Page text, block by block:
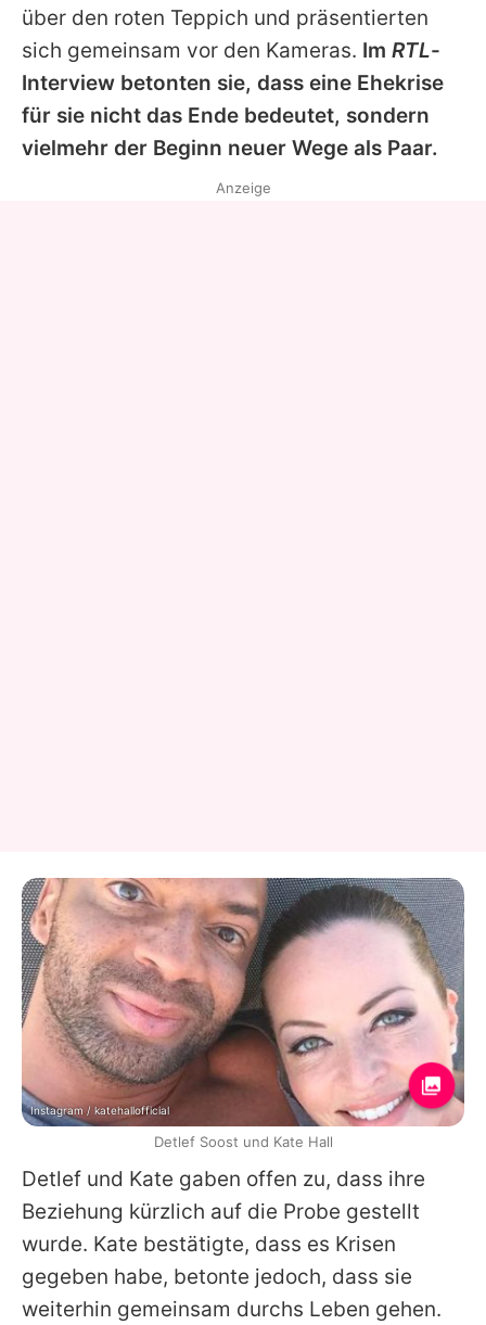
Nutzungsbedingungen
Utiq verwalten
über den roten Teppich und präsentierten
sich gemeinsam vor den Kameras. Im RTL-
Interview betonten sie, dass eine Ehekrise
für sie nicht das Ende bedeutet, sondern
vielmehr der Beginn neuer Wege als Paar.
Detlef und Kate gaben offen zu, dass ihre
Beziehung kürzlich auf die Probe gestellt
wurde. Kate bestätigte, dass es Krisen
gegeben habe, betonte jedoch, dass sie
weiterhin gemeinsam durchs Leben gehen.
Anzeige
Instagram / katehallofficial
Detlef Soost und Kate Hall